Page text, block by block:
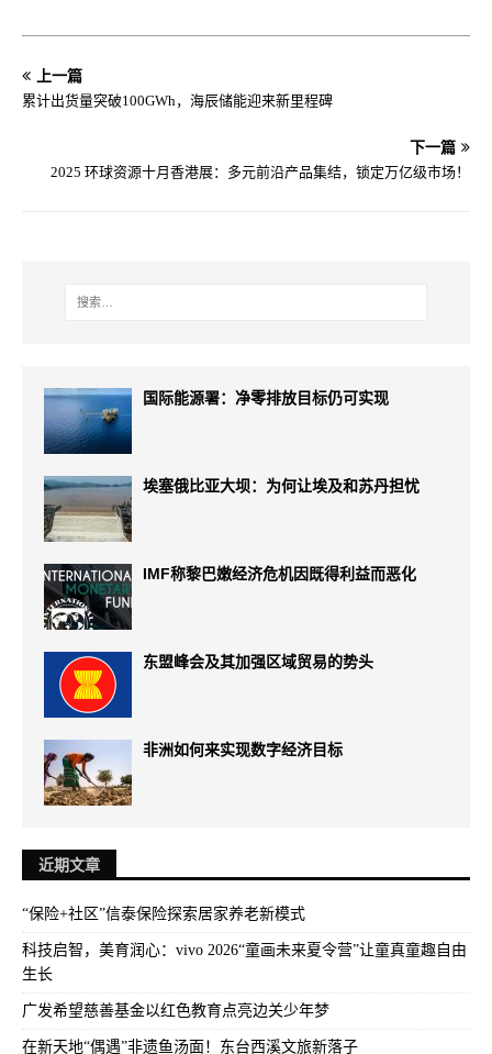
上一篇
累计出货量突破100GWh，海辰储能迎来新里程碑
下一篇
2025 环球资源十月香港展：多元前沿产品集结，锁定万亿级市场！
国际能源署：净零排放目标仍可实现
埃塞俄比亚大坝：为何让埃及和苏丹担忧
IMF称黎巴嫩经济危机因既得利益而恶化
东盟峰会及其加强区域贸易的势头
非洲如何来实现数字经济目标
近期文章
“保险+社区”信泰保险探索居家养老新模式
科技启智，美育润心：vivo 2026“童画未来夏令营”让童真童趣自由
生长
广发希望慈善基金以红色教育点亮边关少年梦
在新天地“偶遇”非遗鱼汤面！东台西溪文旅新落子